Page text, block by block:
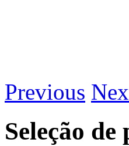
Previous
Seleção